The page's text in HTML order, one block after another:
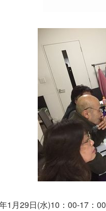
1月29日(水)10：00-17：00